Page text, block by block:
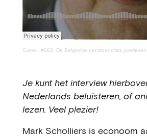
Curvo - #002: De Belgische pensioencrisis
Je kunt het interview
Nederlands beluisteren, of
lezen. Veel plezier!
Mark Scholliers is econoom